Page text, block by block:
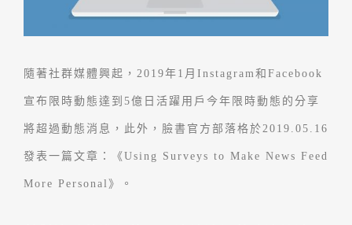
隨著社群媒體興起，2019年1月Instagram和Facebook
宣布限時動態達到5億日活躍用戶今年限時動態的分享
將超過動態消息，此外，臉書官方部落格於2019.05.16
發表一篇文章：《Using Surveys to Make News Feed
More Personal》。